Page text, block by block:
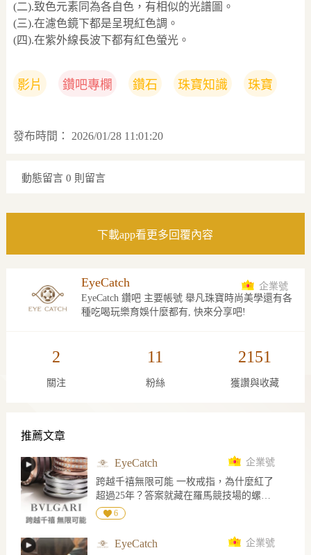
(二).致色元素同為各自色，有相似的光譜圖。
(三).在濾色鏡下都是呈現紅色調。
(四).在紫外線長波下都有紅色螢光。
影片 鑽吧專欄 鑽石 珠寶知識 珠寶
發布時間： 2026/01/28 11:01:20
動態留言 0 則留言
下載app看更多回覆內容
EyeCatch
企業號
EyeCatch 鑽吧 主要帳號 舉凡珠寶時尚美學還有各
種吃喝玩樂育娛什麼都有, 快來分享吧!
2
關注
11
粉絲
2151
獲讚與收藏
推薦文章
EyeCatch
企業號
跨越千禧無限可能 一枚戒指，為什麼紅了
超過25年？答案就藏在羅馬競技場的螺旋
密碼裡。
6
EyeCatch
企業號